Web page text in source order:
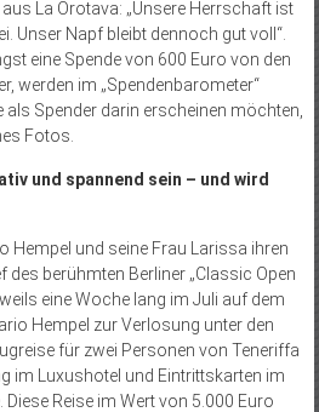
aus La Orotava: „Unsere Herrschaft ist
Unser Napf bleibt dennoch gut voll“.
eine Spende von 600 Euro von den
werden im „Spendenbarometer“
als Spender darin erscheinen möchten,
Fotos.
und spannend sein – und wird
Hempel und seine Frau Larissa ihren
des berühmten Berliner „Classic Open
eine Woche lang im Juli auf dem
Hempel zur Verlosung unter den
für zwei Personen von Teneriffa
im Luxushotel und Eintrittskarten im
Reise im Wert von 5.000 Euro